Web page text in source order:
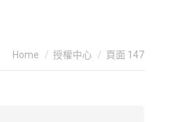
You are here:
Home 授權中心 頁面 147